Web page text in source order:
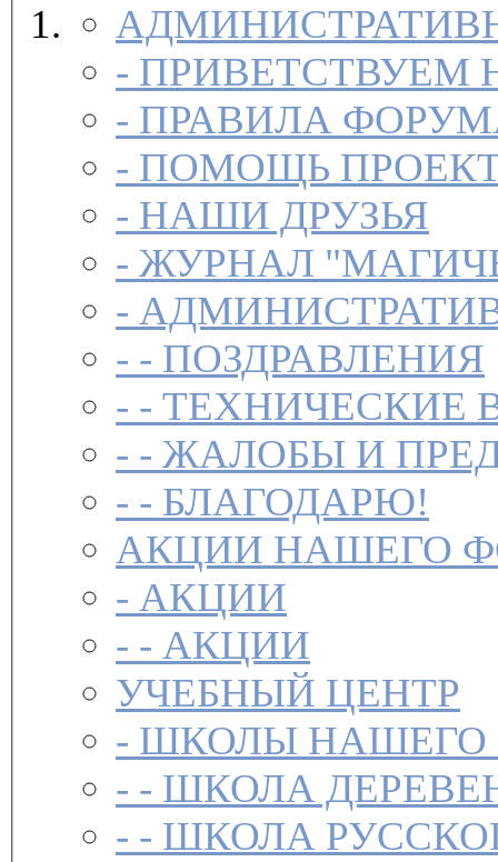
- ПРИВЕТСТВУЕМ
-
ПРАВИЛА
- ПОМОЩЬ
- НАШИ ДРУЗЬЯ
- ЖУРНАЛ
-
- - ПОЗДРАВЛЕНИЯ
- - ТЕХНИЧЕСКИЕ
- - ЖАЛОБЫ И
- - БЛАГОДАРЮ!
АКЦИИ НАШЕГО
- АКЦИИ
- - АКЦИИ
УЧЕБНЫЙ ЦЕНТР
- ШКОЛЫ НАШЕГО
- - ШКОЛА
- - ШКОЛА